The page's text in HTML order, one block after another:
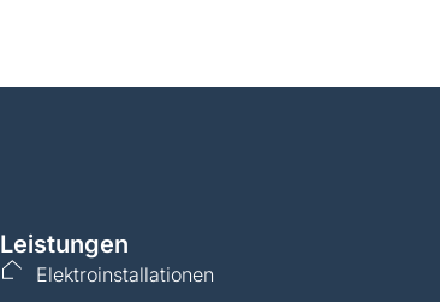
Leistungen
Elektroinstallationen